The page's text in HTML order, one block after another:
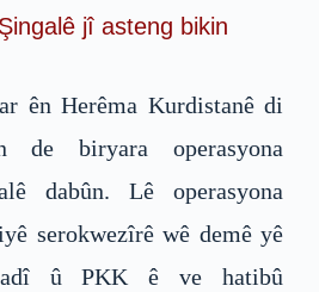
jî asteng bikin
ên Herêma Kurdistanê di
de biryara operasyona
dabûn. Lê operasyona
serokwezîrê wê demê yê
û PKK ê ve hatibû